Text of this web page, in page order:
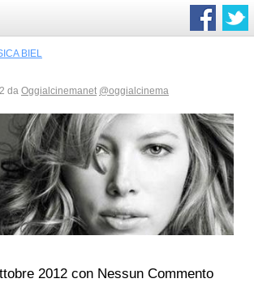
BIEL
da Oggialcinemanet @oggialcinema
2012 con Nessun Commento